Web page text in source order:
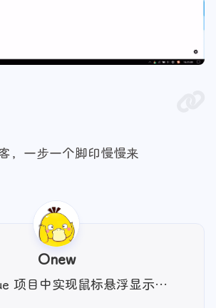
，一步一个脚印慢慢来
Onew
Vue 项目中实现鼠标悬浮显示微信和 QQ 二维码